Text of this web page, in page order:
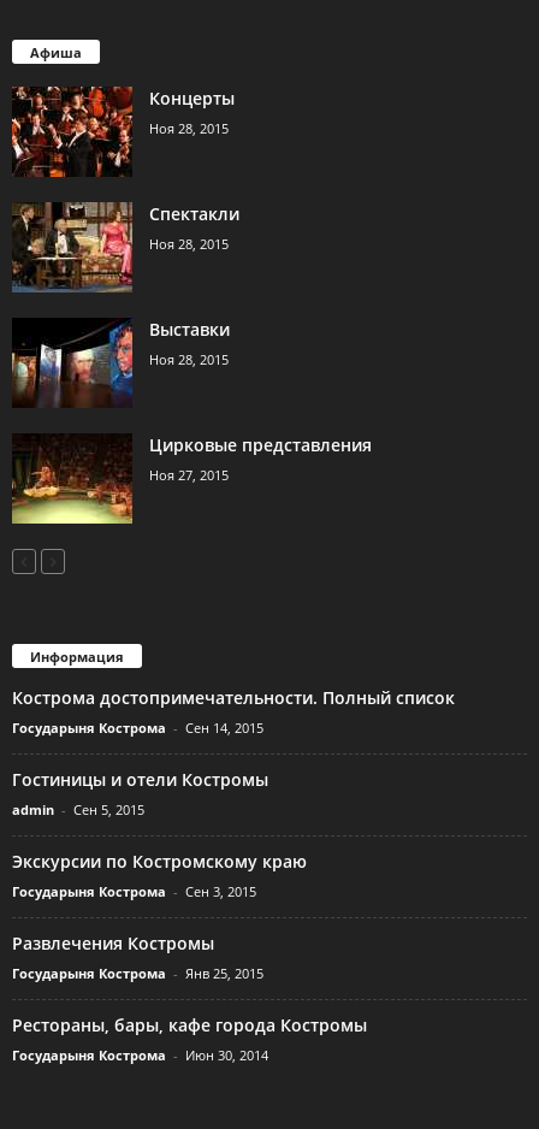
Афиша
Концерты
Ноя 28, 2015
Спектакли
Ноя 28, 2015
Выставки
Ноя 28, 2015
Цирковые представления
Ноя 27, 2015
Информация
Кострома достопримечательности. Полный список
Государыня Кострома - Сен 14, 2015
Гостиницы и отели Костромы
admin - Сен 5, 2015
Экскурсии по Костромскому краю
Государыня Кострома - Сен 3, 2015
Развлечения Костромы
Государыня Кострома - Янв 25, 2015
Рестораны, бары, кафе города Костромы
Государыня Кострома - Июн 30, 2014